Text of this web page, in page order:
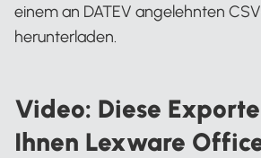
einem an DATEV angelehnten
herunterladen.
Video: Diese
Ihnen Lexware